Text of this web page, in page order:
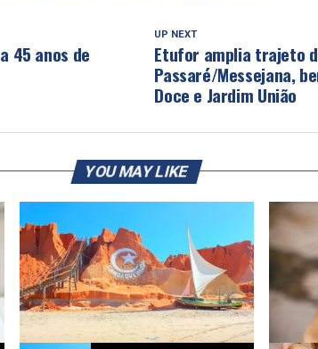
UP NEXT
Etufor amplia trajeto
Passaré/Messejana,
Doce e Jardim União
45 anos de
YOU MAY LIKE